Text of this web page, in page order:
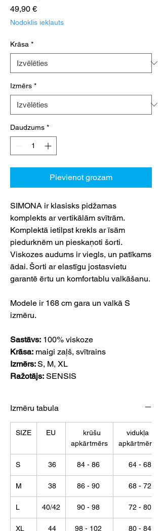
49,90 €Cena
Nodoklis iekļauts
Krāsa *
Izmērs *
Daudzums *
Pievienot grozam
SIMONA ir klasisks pidžamas
komplekts ar vertikālām svītrām.
Komplektā ietilpst krekls ar īsām
piedurknēm un pieskaņoti šorti.
Viskozes audums ir viegls, un patīkams
ādai. Šorti ar elastīgu jostasvietu
garantē ērtu un komfortablu valkāšanu.
Modele ir 168 cm gara un valkā S
izmēru.
Sastāvs: 100% viskoze
Krāsa: maigi zaļš, svītrains
Izmērs:S, M, XL
Ražotājs: SENSIS
Izmēru tabula
SIZE EU
krūšu
apkārtmērs
vidukļa
apkārtmērs
S 36 84 - 86 64 - 68
M 38 86 - 90 68 - 72
L 40/42 90 - 98 72 - 80
XL 44 98 - 102 80 - 84